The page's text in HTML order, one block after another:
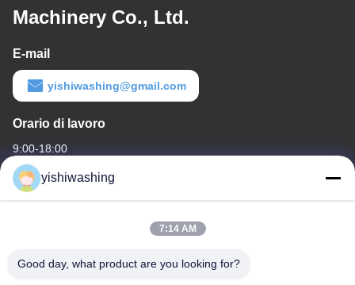
Machinery Co., Ltd.
E-mail
yishiwashing@gmail.com
Orario di lavoro
9:00-18:00
Il nostro indirizzo
- No, no, no.19, Lvcun Road, distretto di Nansha, Guangzhou,
yishiwashing
7:14 AM
Good day, what product are you looking for?